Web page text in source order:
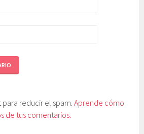
para reducir el spam.Aprende cómo
de tus comentarios.